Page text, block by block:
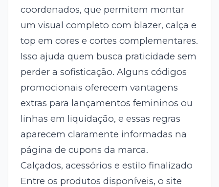
coordenados, que permitem montar
um visual completo com blazer, calça e
top em cores e cortes complementares.
Isso ajuda quem busca praticidade sem
perder a sofisticação. Alguns códigos
promocionais oferecem vantagens
extras para lançamentos femininos ou
linhas em liquidação, e essas regras
aparecem claramente informadas na
página de cupons da marca.
Calçados, acessórios e estilo finalizado
Entre os produtos disponíveis, o site